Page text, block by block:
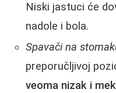
Niski jastuci će
nadole i bola.
Spavači na
preporučljivoj
veoma nizak i